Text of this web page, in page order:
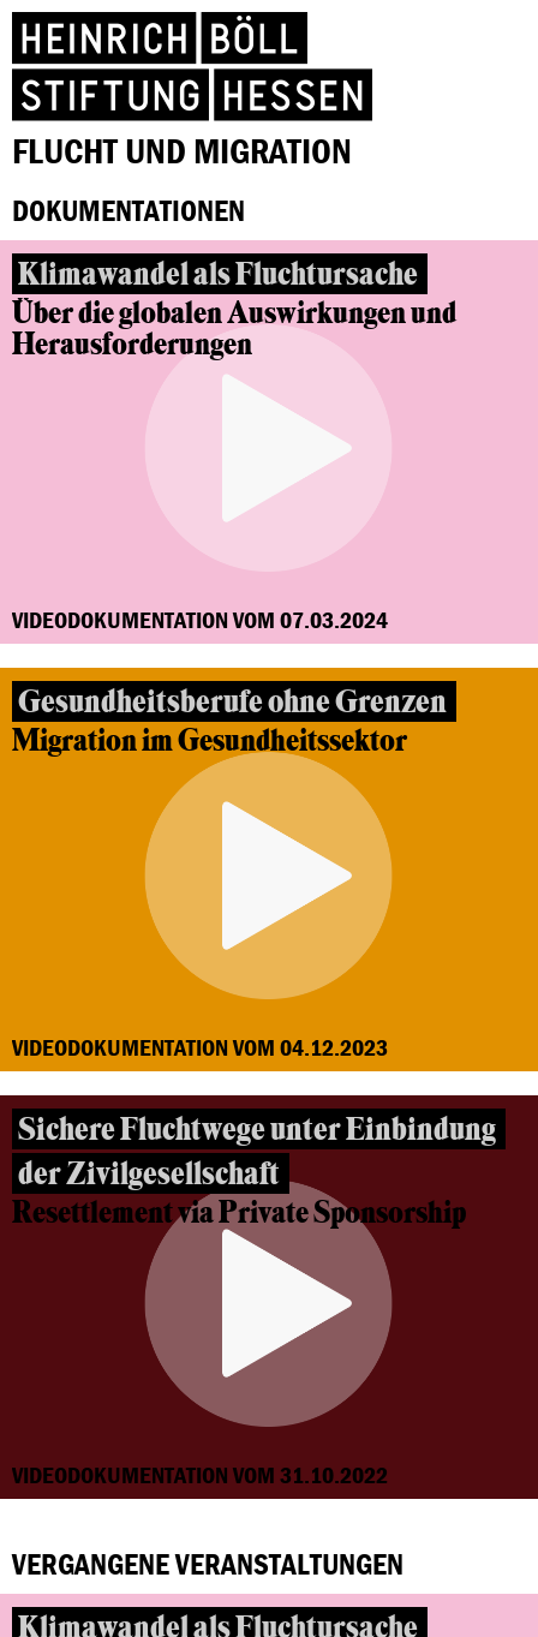
FLUCHT UND MIGRATION
DOKUMENTATIONEN
Klimawandel als Fluchtursache
Über die globalen Auswirkungen und
Herausforderungen
VIDEODOKUMENTATION VOM 07.03.2024
Gesundheitsberufe ohne Grenzen
Migration im Gesundheitssektor
VIDEODOKUMENTATION VOM 04.12.2023
Sichere Fluchtwege unter Einbindung
der Zivilgesellschaft
Resettlement via Private Sponsorship
VIDEODOKUMENTATION VOM 31.10.2022
VERGANGENE VERANSTALTUNGEN
Klimawandel als Fluchtursache